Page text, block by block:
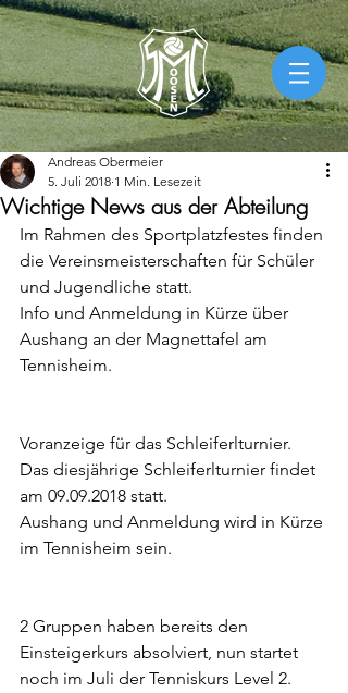
Wichtige News aus der Abteilung
Andreas Obermeier
5. Juli 2018 1 Min. Lesezeit
Im Rahmen des Sportplatzfestes finden
die Vereinsmeisterschaften für Schüler
und Jugendliche statt.
Info und Anmeldung in Kürze über
Aushang an der Magnettafel am
Tennisheim.
Voranzeige für das Schleiferlturnier.
Das diesjährige Schleiferlturnier findet
am 09.09.2018 statt.
Aushang und Anmeldung wird in Kürze
im Tennisheim sein.
2 Gruppen haben bereits den
Einsteigerkurs absolviert, nun startet
noch im Juli der Tenniskurs Level 2.